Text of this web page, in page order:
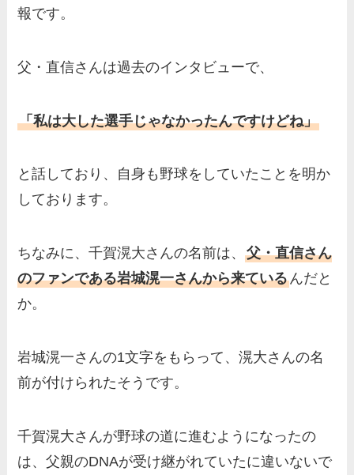
報です。
父・直信さんは過去のインタビューで、
「私は大した選手じゃなかったんですけどね」
と話しており、自身も野球をしていたことを明か
しております。
ちなみに、千賀滉大さんの名前は、父・直信さん
のファンである岩城滉一さんから来ているんだと
か。
岩城滉一さんの1文字をもらって、滉大さんの名
前が付けられたそうです。
千賀滉大さんが野球の道に進むようになったの
は、父親のDNAが受け継がれていたに違いないで